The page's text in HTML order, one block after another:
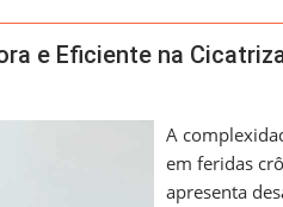
e Eficiente na
A
em feridas
apresenta